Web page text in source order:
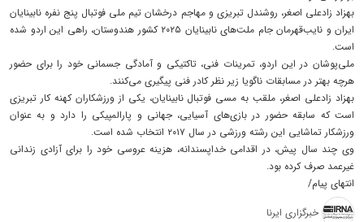
بهزاد زادعلی اصغر، روشندل تبریزی و مهاجم درخشان تیم ملی فوتبال پنج نفره نابینایان
ایران و نایب‌قهرمان جام ملت‌های نابینایان ۲۰۲۵ کشور هندوستان، راهی این اردو شده
است.
ملی‌پوشان در این اردو، تمرینات فنی، تاکتیکی و آمادگی جسمانی خود را برای حضور
هرچه بهتر در مسابقات ناگویا زیر نظر کادر فنی پیگیری می‌کنند.
بهزاد زادعلی اصغر، ملقب به مسی فوتبال نابینایان، یکی از ورزشکاران کهنه کار تبریزی
است که سابقه حضور در بازی‌های آسیایی، جهانی و پارالمپیکی را دارد و به عنوان
ورزشکار تماشایی این رشته ورزشی در سال ۲۰۱۷ انتخاب شده است.
وی چند سال پیش، در اقدامی خداپسندانه، هزینه عروسی خود را برای آزادی زندانی
غیرعمد صرف کرده بود.
انتهای پیام/
خبرگزاری ایرنا